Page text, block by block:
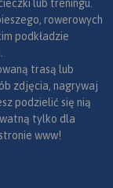
lub treningu.
rowerowych
podkładzie
trasą lub
zdjęcia, nagrywaj
podzielić się nią
tylko dla
www!